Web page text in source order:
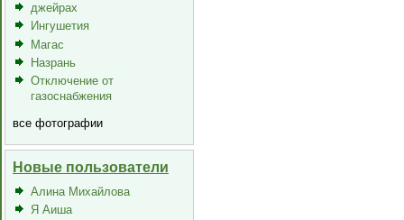
джейрах
Ингушетия
Магас
Назрань
Отключение от
газоснабжения
все фотографии
Новые пользователи
Алина Михайлова
Я Аиша